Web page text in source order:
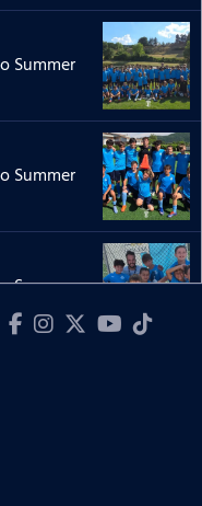
Summer
Summer
Summer